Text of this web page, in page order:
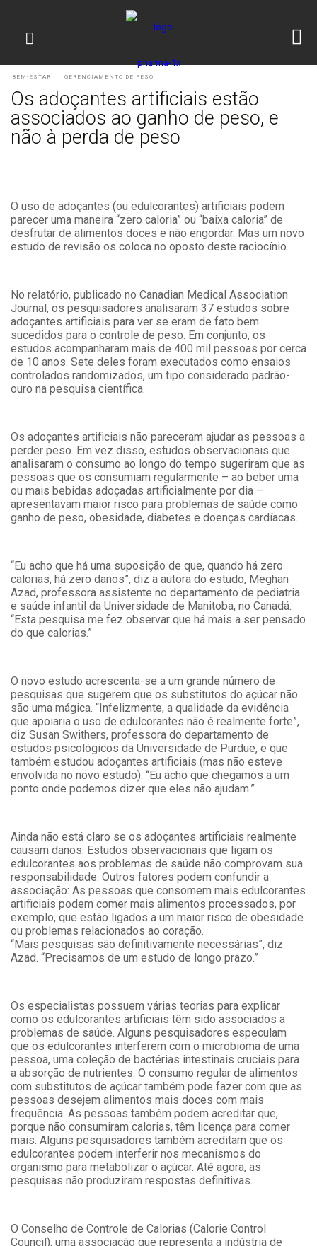
BEM-ESTAR GERENCIAMENTO DE PESO
Os adoçantes artificiais estão
associados ao ganho de peso, e
não à perda de peso
O uso de adoçantes (ou edulcorantes) artificiais podem
parecer uma maneira “zero caloria” ou “baixa caloria” de
desfrutar de alimentos doces e não engordar. Mas um novo
estudo de revisão os coloca no oposto deste raciocínio.
No relatório, publicado no Canadian Medical Association
Journal, os pesquisadores analisaram 37 estudos sobre
adoçantes artificiais para ver se eram de fato bem
sucedidos para o controle de peso. Em conjunto, os
estudos acompanharam mais de 400 mil pessoas por cerca
de 10 anos. Sete deles foram executados como ensaios
controlados randomizados, um tipo considerado padrão-
ouro na pesquisa científica.
Os adoçantes artificiais não pareceram ajudar as pessoas a
perder peso. Em vez disso, estudos observacionais que
analisaram o consumo ao longo do tempo sugeriram que as
pessoas que os consumiam regularmente – ao beber uma
ou mais bebidas adoçadas artificialmente por dia –
apresentavam maior risco para problemas de saúde como
ganho de peso, obesidade, diabetes e doenças cardíacas.
“Eu acho que há uma suposição de que, quando há zero
calorias, há zero danos”, diz a autora do estudo, Meghan
Azad, professora assistente no departamento de pediatria
e saúde infantil da Universidade de Manitoba, no Canadá.
“Esta pesquisa me fez observar que há mais a ser pensado
do que calorias.”
O novo estudo acrescenta-se a um grande número de
pesquisas que sugerem que os substitutos do açúcar não
são uma mágica. “Infelizmente, a qualidade da evidência
que apoiaria o uso de edulcorantes não é realmente forte”,
diz Susan Swithers, professora do departamento de
estudos psicológicos da Universidade de Purdue, e que
também estudou adoçantes artificiais (mas não esteve
envolvida no novo estudo). “Eu acho que chegamos a um
ponto onde podemos dizer que eles não ajudam.”
Ainda não está claro se os adoçantes artificiais realmente
causam danos. Estudos observacionais que ligam os
edulcorantes aos problemas de saúde não comprovam sua
responsabilidade. Outros fatores podem confundir a
associação: As pessoas que consomem mais edulcorantes
artificiais podem comer mais alimentos processados, por
exemplo, que estão ligados a um maior risco de obesidade
ou problemas relacionados ao coração.
“Mais pesquisas são definitivamente necessárias”, diz
Azad. “Precisamos de um estudo de longo prazo.”
Os especialistas possuem várias teorias para explicar
como os edulcorantes artificiais têm sido associados a
problemas de saúde. Alguns pesquisadores especulam
que os edulcorantes interferem com o microbioma de uma
pessoa, uma coleção de bactérias intestinais cruciais para
a absorção de nutrientes. O consumo regular de alimentos
com substitutos de açúcar também pode fazer com que as
pessoas desejem alimentos mais doces com mais
frequência. As pessoas também podem acreditar que,
porque não consumiram calorias, têm licença para comer
mais. Alguns pesquisadores também acreditam que os
edulcorantes podem interferir nos mecanismos do
organismo para metabolizar o açúcar. Até agora, as
pesquisas não produziram respostas definitivas.
O Conselho de Controle de Calorias (Calorie Control
Council), uma associação que representa a indústria de